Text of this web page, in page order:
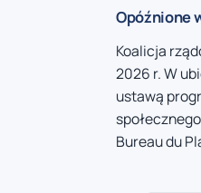
Opóźnione
Koalicja
2026 r. W
ustawą
Bureau du